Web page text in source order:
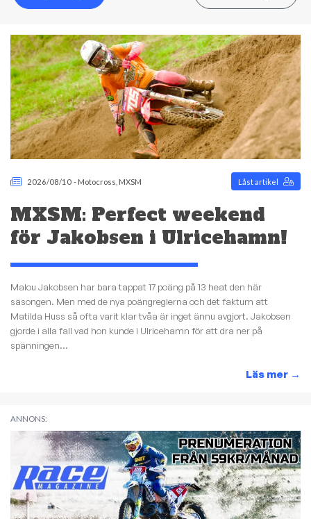
2026/08/10 - Motocross MXSM Låst artikel
MXSM: Perfect weekend
för Jakobsen i Ulricehamn!
Malou Jakobsen har bara tappat 17 poäng på 13 heat den här
säsongen. Men med de nya poängreglerna och det faktum att
Matilda Huss så ofta varit klar tvåa är inget ännu avgjort. Jakobsen
gjorde i alla fall vad hon kunde i Ulricehamn för att dra ner på
spänningen...
Läs mer →
ANNONS: